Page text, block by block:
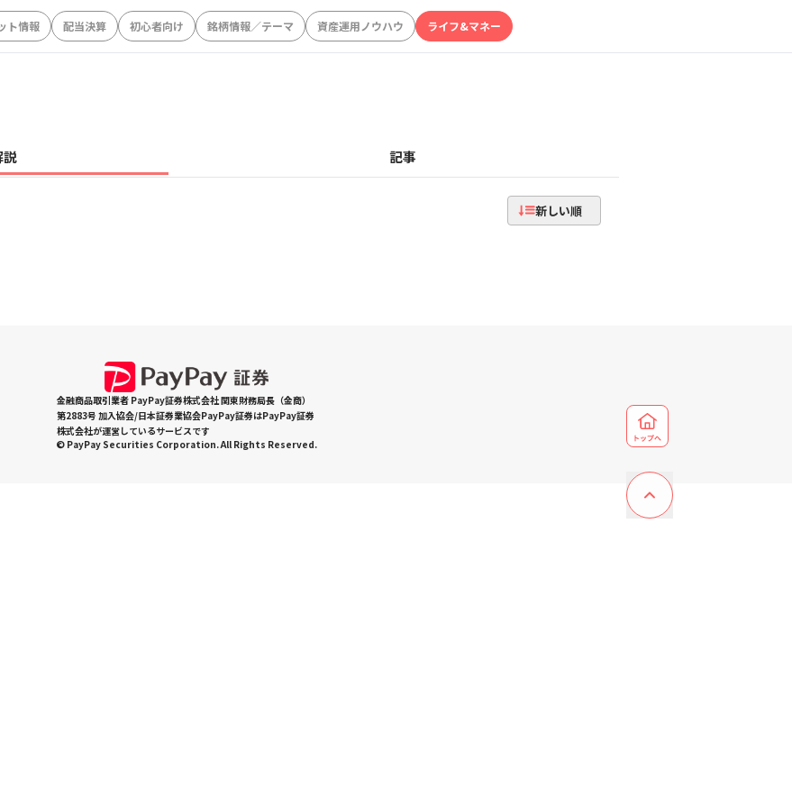
ト情報 配当決算 初心者向け 銘柄情報／テーマ 資産運用ノウハウ ライフ&マネー
説 記事
新しい順
金融商品取引業者 PayPay証券株式会社 関東財務局長（金商）
第2883号 加入協会/日本証券業協会PayPay証券はPayPay証券
株式会社が運営しているサービスです
© PayPay Securities Corporation. All Rights Reserved.